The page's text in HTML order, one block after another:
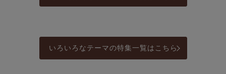
いろいろなテーマの特集一覧はこちら